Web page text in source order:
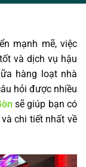
mạnh mẽ, việc
và dịch vụ hậu
hàng loạt nhà
hỏi được nhiều
sẽ giúp bạn có
chi tiết nhất về